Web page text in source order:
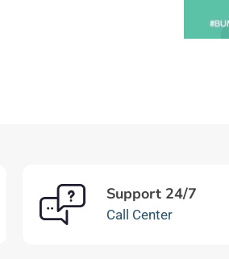
Support 24/7
Call Center